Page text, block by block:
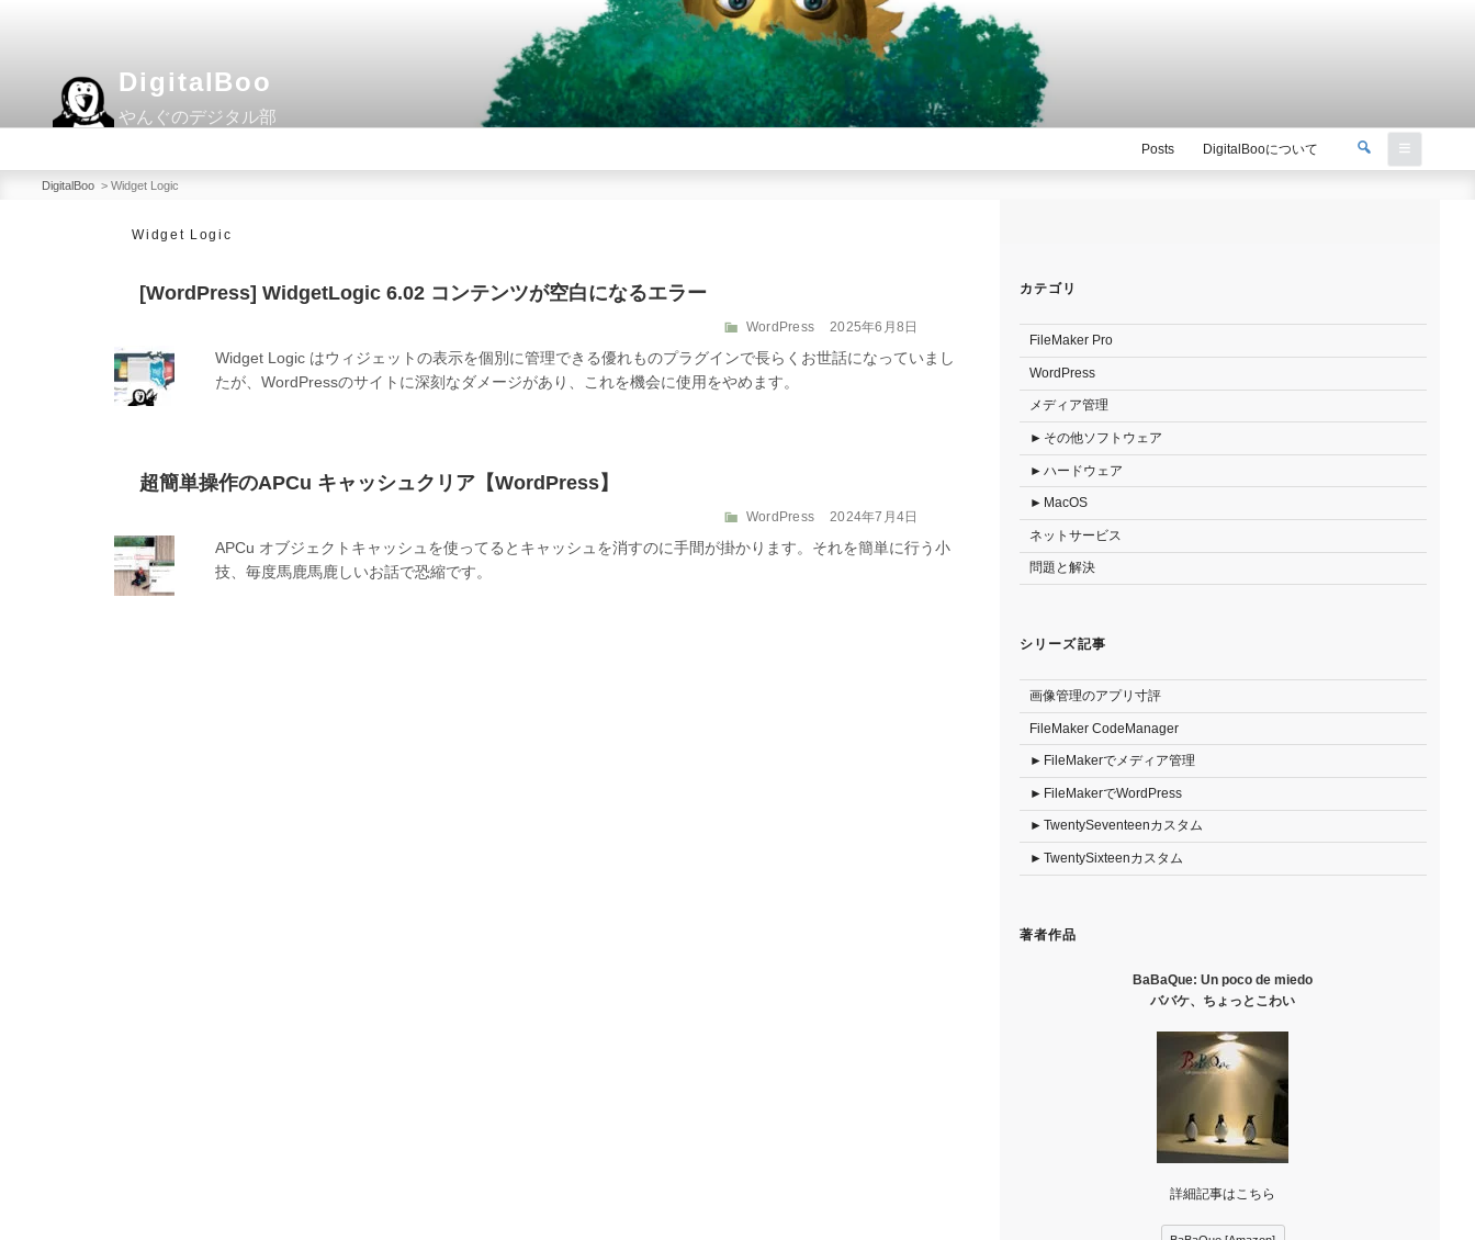
ツ
DigitalBoo
やんぐのデジタル部
Posts
DigitalBooについて
検
検
索
DigitalBoo > Widget Logic
Widget Logic
[WordPress] WidgetLogic 6.02 コンテンツが空白になるエラー
カ
ゴ
リ
WordPress
投
日:
2025年6月8日
Widget Logic はウィジェットの表示を個別に管理できる優れものプラグインで長らくお世話になっていまし
たが、WordPressのサイトに深刻なダメージがあり、これを機会に使用をやめます。
超簡単操作のAPCu キャッシュクリア【WordPress】
カ
ゴ
WordPress
投
日:
2024年7月4日
APCu オブジェクトキャッシュを使ってるとキャッシュを消すのに手間が掛かります。それを簡単に行う小
技、毎度馬鹿馬鹿しいお話で恐縮です。
カテゴリ
FileMaker Pro
WordPress
メディア管理
その他ソフトウェア
ハードウェア
MacOS
ネットサービス
問題と解決
シリーズ記事
画像管理のアプリ寸評
FileMaker CodeManager
FileMakerでメディア管理
FileMakerでWordPress
TwentySeventeenカスタム
TwentySixteenカスタム
著者作品
BaBaQue: Un poco de miedo
ババケ、ちょっとこわい
詳細記事はこちら